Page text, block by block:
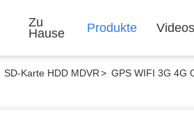
Zu
Hause
Produkte Videos
SD-Karte HDD MDVR> GPS WIFI 3G 4G